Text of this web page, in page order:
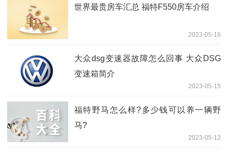
世界最贵房车汇总 福特F550房车介绍
2023-05-16
大众dsg变速器故障怎么回事 大众DSG
变速箱简介
2023-05-15
福特野马怎么样?多少钱可以养一辆野
马?
2023-05-12